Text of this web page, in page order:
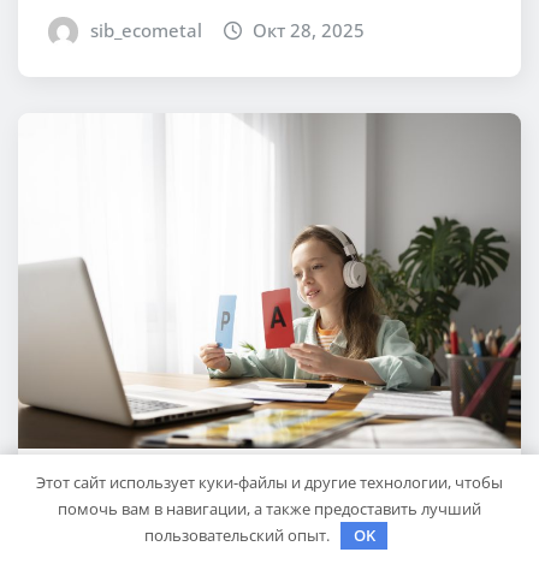
sib_ecometal Окт 28, 2025
КУДА ПОЕХАТЬ
Английский для школьников: как
Этот сайт использует куки-файлы и другие технологии, чтобы
помочь вам в навигации, а также предоставить лучший
пользовательский опыт.
OK